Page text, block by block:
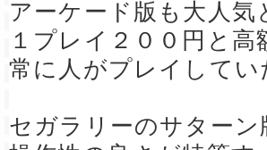
アーケード版も大人
１プレイ２００円と
常に人がプレイして
セガラリーのサターン